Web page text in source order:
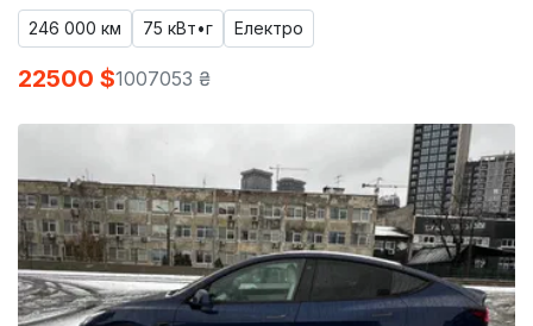
246 000 км 75 кВт•г Електро
22500 $1007053 ₴